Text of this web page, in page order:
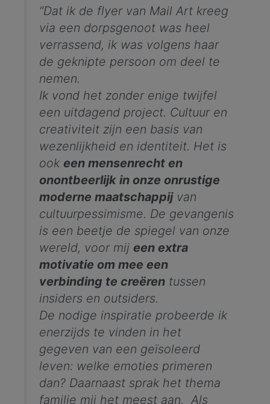
“Dat ik de flyer van Mail Art kreeg
via een dorpsgenoot was heel
verrassend, ik was volgens haar
de geknipte persoon om deel te
nemen.
Ik vond het zonder enige twijfel
een uitdagend project. Cultuur en
creativiteit zijn een basis van
wezenlijkheid en identiteit. Het is
ook een mensenrecht en
onontbeerlijk in onze onrustige
moderne maatschappijvan
cultuurpessimisme. De gevangenis
is een beetje de spiegel van onze
wereld, voor mij een extra
motivatie om mee een
verbinding te creërentussen
insiders en outsiders.
De nodige inspiratie probeerde ik
enerzijds te vinden in het
gegeven van een geïsoleerd
leven: welke emoties primeren
dan? Daarnaast sprak het thema
familie mij het meest aan. Als